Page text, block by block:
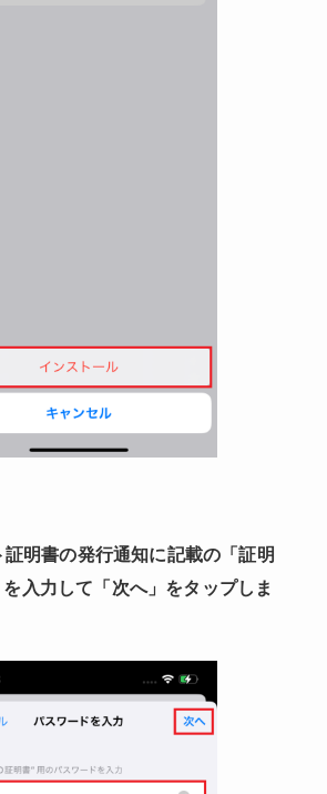
明書の発行通知に記載の「証明
入力して「次へ」をタップしま